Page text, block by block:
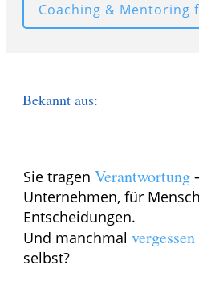
Coaching & Mentoring
Bekannt aus:
Sie tragen Verantwortung
Unternehmen, für
Entscheidungen.
Und manchmal vergessen
selbst?